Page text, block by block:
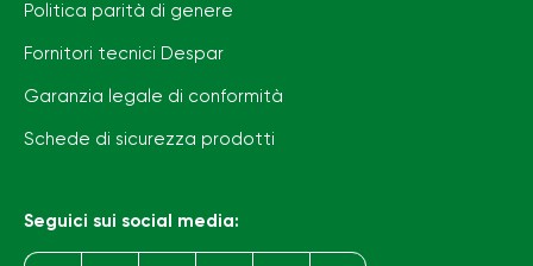
Politica parità di genere
Fornitori tecnici Despar
Garanzia legale di conformità
Schede di sicurezza prodotti
Seguici sui social media: